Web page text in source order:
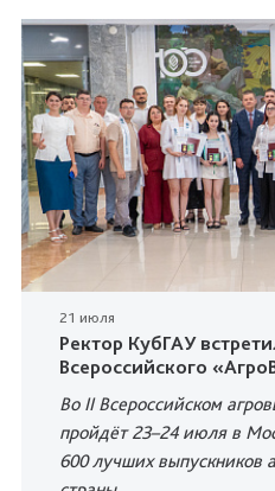
21 июля
Ректор КубГАУ
Всероссийского
Во II Всероссийском
пройдёт 23–24 июля в
600 лучших выпускников